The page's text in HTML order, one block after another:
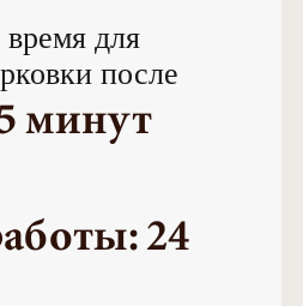
время для
после
минут
24